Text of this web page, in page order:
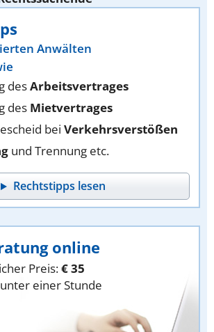
Anwälten
desArbeitsvertrages
des Mietvertrages
bei Verkehrsverstößen
und Trennung etc.
Rechtstipps lesen
online
Preis:€ 35
einer Stunde